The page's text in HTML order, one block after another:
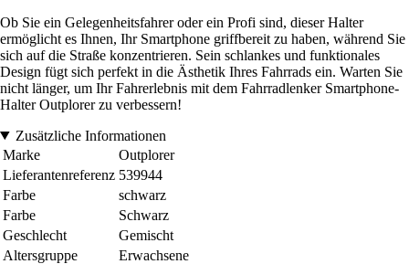
Ob Sie ein Gelegenheitsfahrer oder ein Profi sind, dieser Halter
ermöglicht es Ihnen, Ihr Smartphone griffbereit zu haben, während Sie
sich auf die Straße konzentrieren. Sein schlankes und funktionales
Design fügt sich perfekt in die Ästhetik Ihres Fahrrads ein. Warten Sie
nicht länger, um Ihr Fahrerlebnis mit dem Fahrradlenker Smartphone-
Halter Outplorer zu verbessern!
Zusätzliche Informationen
Marke
Outplorer
Lieferantenreferenz 539944
Farbe
schwarz
Farbe
Schwarz
Geschlecht
Gemischt
Altersgruppe
Erwachsene